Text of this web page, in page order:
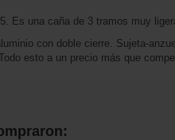
Es una caña de 3 tramos muy
con doble cierre. Sujeta-
esto a un precio más que